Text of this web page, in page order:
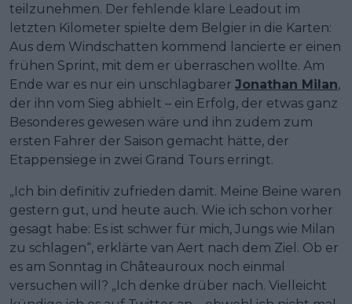
teilzunehmen. Der fehlende klare Leadout im
letzten Kilometer spielte dem Belgier in die Karten:
Aus dem Windschatten kommend lancierte er einen
frühen Sprint, mit dem er überraschen wollte. Am
Ende war es nur ein unschlagbarer Jonathan Milan,
der ihn vom Sieg abhielt – ein Erfolg, der etwas ganz
Besonderes gewesen wäre und ihn zudem zum
ersten Fahrer der Saison gemacht hätte, der
Etappensiege in zwei Grand Tours erringt.
„Ich bin definitiv zufrieden damit. Meine Beine waren
gestern gut, und heute auch. Wie ich schon vorher
gesagt habe: Es ist schwer für mich, Jungs wie Milan
zu schlagen“, erklärte van Aert nach dem Ziel. Ob er
es am Sonntag in Châteauroux noch einmal
versuchen will? „Ich denke drüber nach. Vielleicht